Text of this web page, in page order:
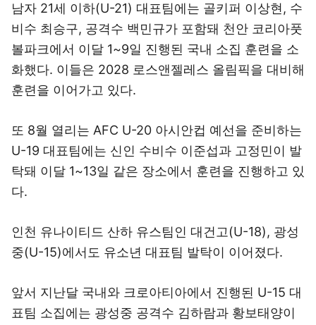
남자 21세 이하(U-21) 대표팀에는 골키퍼 이상현, 수
비수 최승구, 공격수 백민규가 포함돼 천안 코리아풋
볼파크에서 이달 1~9일 진행된 국내 소집 훈련을 소
화했다. 이들은 2028 로스앤젤레스 올림픽을 대비해
훈련을 이어가고 있다.
또 8월 열리는 AFC U-20 아시안컵 예선을 준비하는
U-19 대표팀에는 신인 수비수 이준섭과 고정민이 발
탁돼 이달 1~13일 같은 장소에서 훈련을 진행하고 있
다.
인천 유나이티드 산하 유스팀인 대건고(U-18), 광성
중(U-15)에서도 유소년 대표팀 발탁이 이어졌다.
앞서 지난달 국내와 크로아티아에서 진행된 U-15 대
표팀 소집에는 광성중 공격수 김하람과 황보태양이